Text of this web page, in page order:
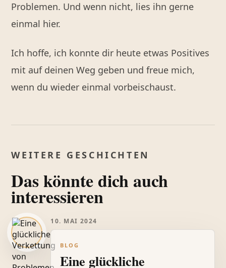
Problemen. Und wenn nicht, lies ihn gerne
einmal hier.
Ich hoffe, ich konnte dir heute etwas Positives
mit auf deinen Weg geben und freue mich,
wenn du wieder einmal vorbeischaust.
WEITERE GESCHICHTEN
Das könnte dich auch
interessieren
10. MAI 2024
BLOG
Eine glückliche